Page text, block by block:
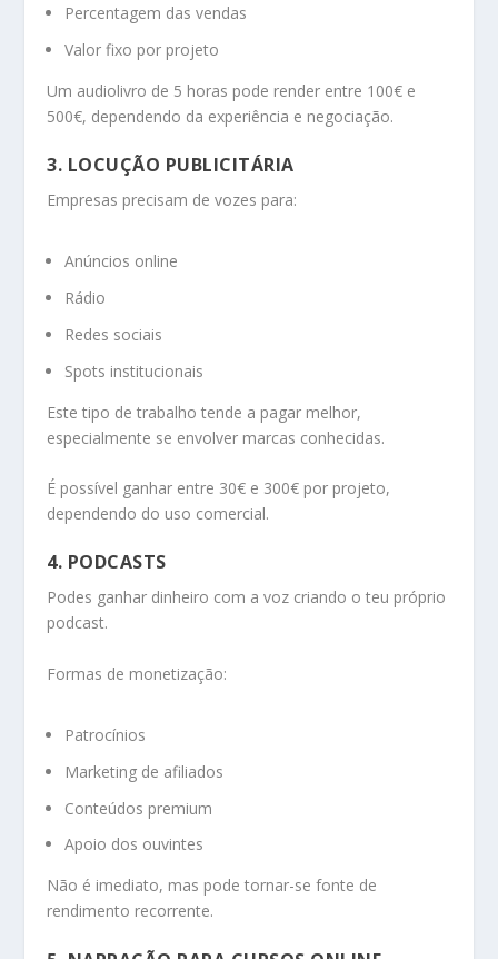
Percentagem das vendas
Valor fixo por projeto
Um audiolivro de 5 horas pode render entre 100€ e
500€, dependendo da experiência e negociação.
3. LOCUÇÃO PUBLICITÁRIA
Empresas precisam de vozes para:
Anúncios online
Rádio
Redes sociais
Spots institucionais
Este tipo de trabalho tende a pagar melhor,
especialmente se envolver marcas conhecidas.
É possível ganhar entre 30€ e 300€ por projeto,
dependendo do uso comercial.
4. PODCASTS
Podes ganhar dinheiro com a voz criando o teu próprio
podcast.
Formas de monetização:
Patrocínios
Marketing de afiliados
Conteúdos premium
Apoio dos ouvintes
Não é imediato, mas pode tornar-se fonte de
rendimento recorrente.